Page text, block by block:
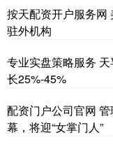
按天配资开户服务网
驻外机构
专业实盘策略服务
长25%-45%
配资门户公司官网
幕，将迎“女掌门人”